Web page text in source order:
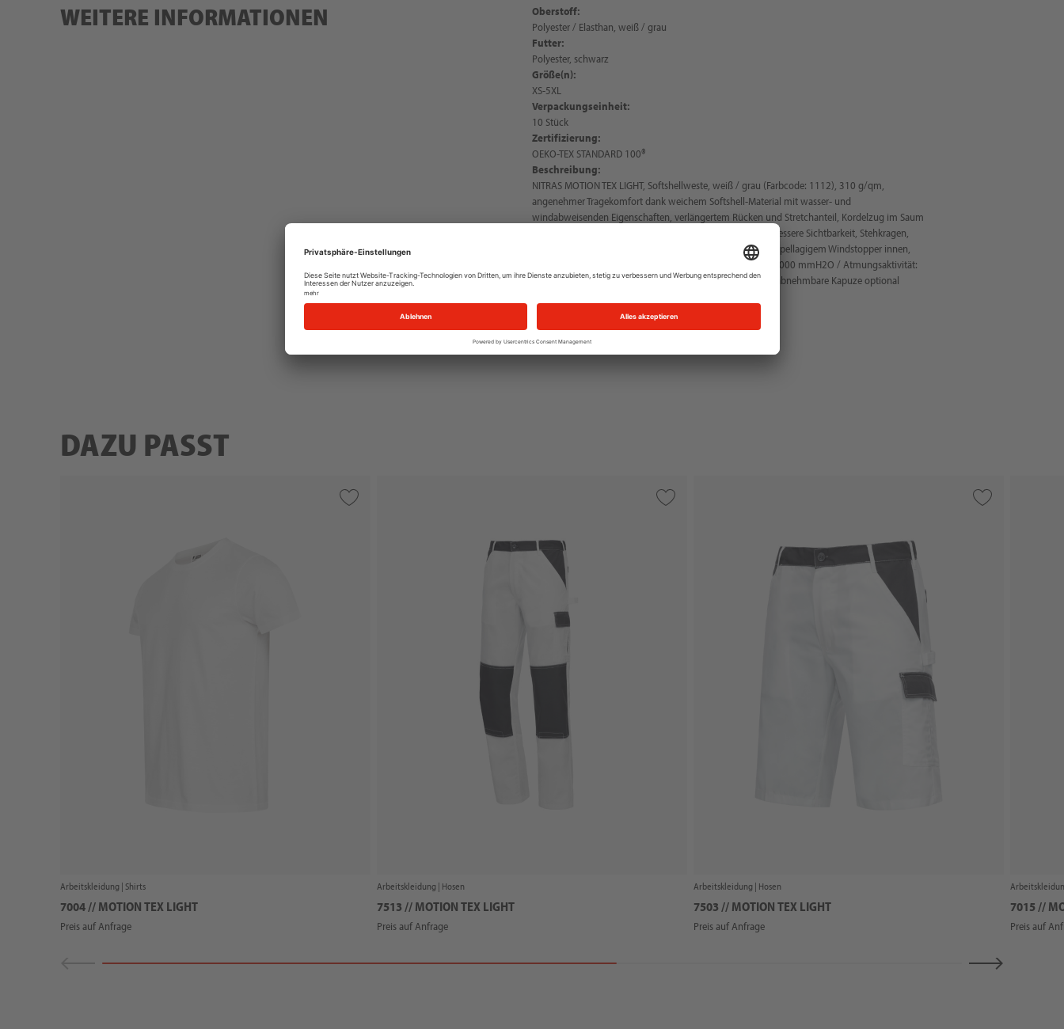
WEITERE INFORMATIONEN
Oberstoff:
Polyester / Elasthan, weiß / grau
Futter:
Polyester, schwarz
Größe(n):
XS-5XL
Verpackungseinheit:
10 Stück
Zertifizierung:
OEKO-TEX STANDARD 100®
Beschreibung:
NITRAS MOTION TEX LIGHT, Softshellweste, weiß / grau (Farbcode: 1112), 310 g/qm,
angenehmer Tragekomfort dank weichem Softshell-Material mit wasser- und
windabweisenden Eigenschaften, verlängertem Rücken und Stretchanteil, Kordelzug im Saum
für optimalen Sitz, sportliches Design, Reflexelemente für bessere Sichtbarkeit, Stehkragen,
durchgängiger YKK-Reißverschluss mit Kinnschutz und doppellagigem Windstopper innen,
Innen-, Brust- und Seitentaschen, Oberstoff: Wassersäule: 8.000 mmH2O / Atmungsaktivität:
2.000 g/qm/24h, OEKO-TEX STANDARD 100®, Regular Fit, abnehmbare Kapuze optional
DAZU PASST
Arbeitskleidung | Shirts
7004 // MOTION TEX LIGHT
Preis auf Anfrage
Arbeitskleidung | Hosen
7513 // MOTION TEX LIGHT
Preis auf Anfrage
Arbeitskleidung | Hosen
7503 // MOTION TEX LIGHT
Preis auf Anfrage
7015 //
Preis auf